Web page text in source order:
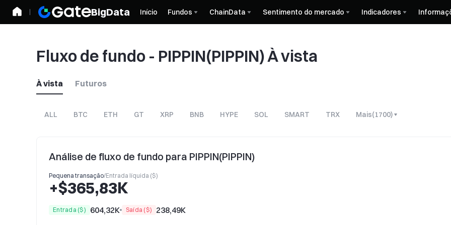
BigData Início Fundos ChainData Sentimento do mercado Indicadores
Fluxo de fundo - PIPPIN(PIPPIN) À vista
À vista Futuros
ALL BTC ETH GT XRP BNB HYPE SOL SMART TRX Mais(1700)
Análise de fluxo de fundo para PIPPIN(PIPPIN)
Pequena transação/Entrada líquida ($)
+$365,83K
Entrada ($) 604,32K Saída ($) 238,49K